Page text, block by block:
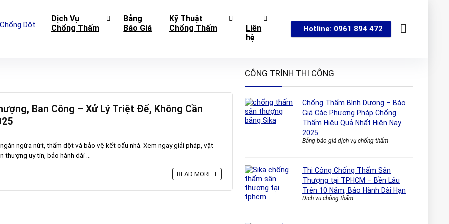
Dịch Vụ
Chống Thấm
Bảng
Báo Giá
Kỹ Thuật
Chống Thấm
Liên
hệ
Hotline: 0961 894 472
Ban Công – Xử Lý Triệt Để, Không Cần
ngừa nứt, thấm dột và bảo vệ kết cấu nhà. Xem ngay giải pháp, vật
uy tín, bảo hành dài ...
READ MORE +
CÔNG TRÌNH THI CÔNG
Chống Thấm Bình Dương – Báo
Giá Các Phương Pháp Chống
Thấm Hiệu Quả Nhất Hiện Nay
2025
Bảng báo giá dịch vụ chống thấm
Thi Công Chống Thấm Sân
Thượng tại TPHCM – Bền Lâu
Trên 10 Năm, Bảo Hành Dài Hạn
Dịch vụ chống thấm